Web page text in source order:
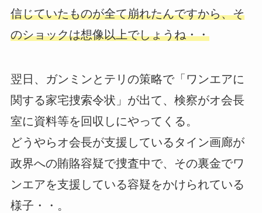
信じていたものが全て崩れたんですから、そ
のショックは想像以上でしょうね・・
翌日、ガンミンとテリの策略で「ワンエアに
関する家宅捜索令状」が出て、検察がオ会長
室に資料等を回収しにやってくる。
どうやらオ会長が支援しているタイン画廊が
政界への賄賂容疑で捜査中で、その裏金でワ
ンエアを支援している容疑をかけられている
様子・・。